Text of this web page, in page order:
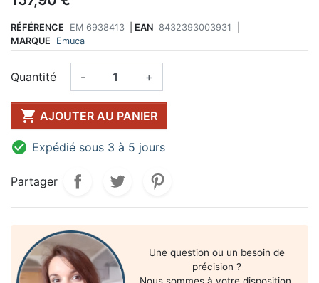
RÉFÉRENCE EM 6938413 EAN 8432393003931
MARQUE
Emuca
Quantité - +
 AJOUTER AU PANIER
 Expédié sous 3 à 5 jours
Partager
Une question ou un besoin de
précision ?